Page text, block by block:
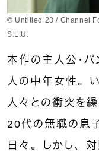
© Untitled 23 / Channel
S.L.U.
本作の主人公・
人の中年女性。
人々との衝突を
20代の無職の息
日々。しかし、